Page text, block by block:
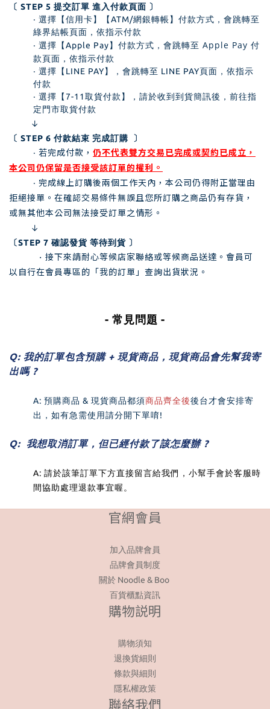
〔 STEP 5 提交訂單 進入付款頁面 〕
‧ 選擇【信用卡】【ATM/網銀轉帳】付款方式，會跳轉至
綠界結帳頁面，依指示付款
‧ 選擇【Apple Pay】付款方式，會跳轉至 Apple Pay 付
款頁面 ，依指示付款
‧ 選擇【LINE PAY】，會跳轉至 LINE PAY頁面，依指示
付款
‧ 選擇【7-11取貨付款】，請於收到到貨簡訊後，前往指
定門市取貨付款
↓
〔 STEP 6 付款結束 完成訂購 〕
‧ 若完成付款， 仍不代表雙方交易已完成或契約已成立，
本公司仍保留是否接受該訂單的權利。
‧ 完成線上訂購後兩個工作天內，本公司仍得附正當理由
拒絕接單。在確認交易條件無誤且您所訂購之商品仍有存貨，
或無其他本公司無法接受訂單之情形。
↓
〔STEP 7 確認發貨 等待到貨 〕
‧ 接下來請耐心等候店家聯絡或等候商品送達。會員可
以自行在會員專區的「我的訂單」查詢出貨狀況。
- 常 見問題 -
Q: 我的訂單包含預購 + 現貨商品，現貨商品會先幫我寄
出嗎 ?
A: 預購商品 & 現貨商品都須商品齊全後後台才會安排寄
出，如有急需使用請分開下單唷!
Q: 我想取消訂單，但已經付款了該怎麼辦 ?
A: 請於該筆訂單下方直接留言給我們，小幫手會於客服時
間協助處理退款事宜喔。
官網會員
加入品牌會員
品牌會員制度
關於 Noodle & Boo
百貨櫃點資訊
購物説明
購物須知
退換貨細則
條款與細則
隱私權政策
聯絡我們